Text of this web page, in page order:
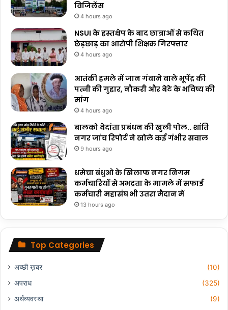
विजिलेंस
4 hours ago
NSUI के हस्तक्षेप के बाद छात्राओं से कथित
छेड़छाड़ का आरोपी शिक्षक गिरफ्तार
4 hours ago
आतंकी हमले में जान गंवाने वाले भूपेंद्र की
पत्नी की गुहार, नौकरी और बेटे के भविष्य की
मांग
4 hours ago
बालको वेदांता प्रबंधन की खुली पोल.. शांति
नगर जांच रिपोर्ट ने खोले कई गंभीर सवाल
9 hours ago
धमेचा बंधुओ के खिलाफ नगर निगम
कर्मचारियों से अभद्रता के मामले में सफाई
कर्मचारी महासंघ भी उतरा मैदान में
13 hours ago
Top Categories
अच्छी ख़बर
(10)
अपराध
(325)
अर्थव्यवस्था
(9)